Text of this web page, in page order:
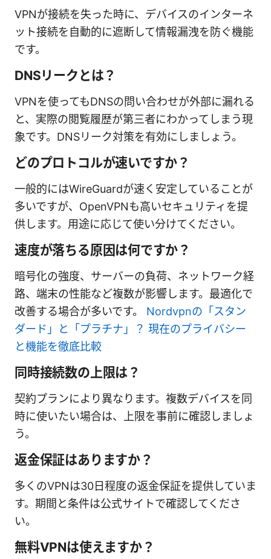
VPNが接続を失った時に、デバイスのインターネ
ット接続を自動的に遮断して情報漏洩を防ぐ機能
です。
DNSリークとは？
VPNを使ってもDNSの問い合わせが外部に漏れる
と、実際の閲覧履歴が第三者にわかってしまう現
象です。DNSリーク対策を有効にしましょう。
どのプロトコルが速いですか？
一般的にはWireGuardが速く安定していることが
多いですが、OpenVPNも高いセキュリティを提
供します。用途に応じて使い分けてください。
速度が落ちる原因は何ですか？
暗号化の強度、サーバーの負荷、ネットワーク経
路、端末の性能など複数が影響します。最適化で
改善する場合が多いです。 Nordvpnの「スタン
ダード」と「プラチナ」？ 現在のプライバシー
と機能を徹底比較
同時接続数の上限は？
契約プランにより異なります。複数デバイスを同
時に使いたい場合は、上限を事前に確認しましょ
う。
返金保証はありますか？
多くのVPNは30日程度の返金保証を提供していま
す。期間と条件は公式サイトで確認してくださ
い。
無料VPNは使えますか？